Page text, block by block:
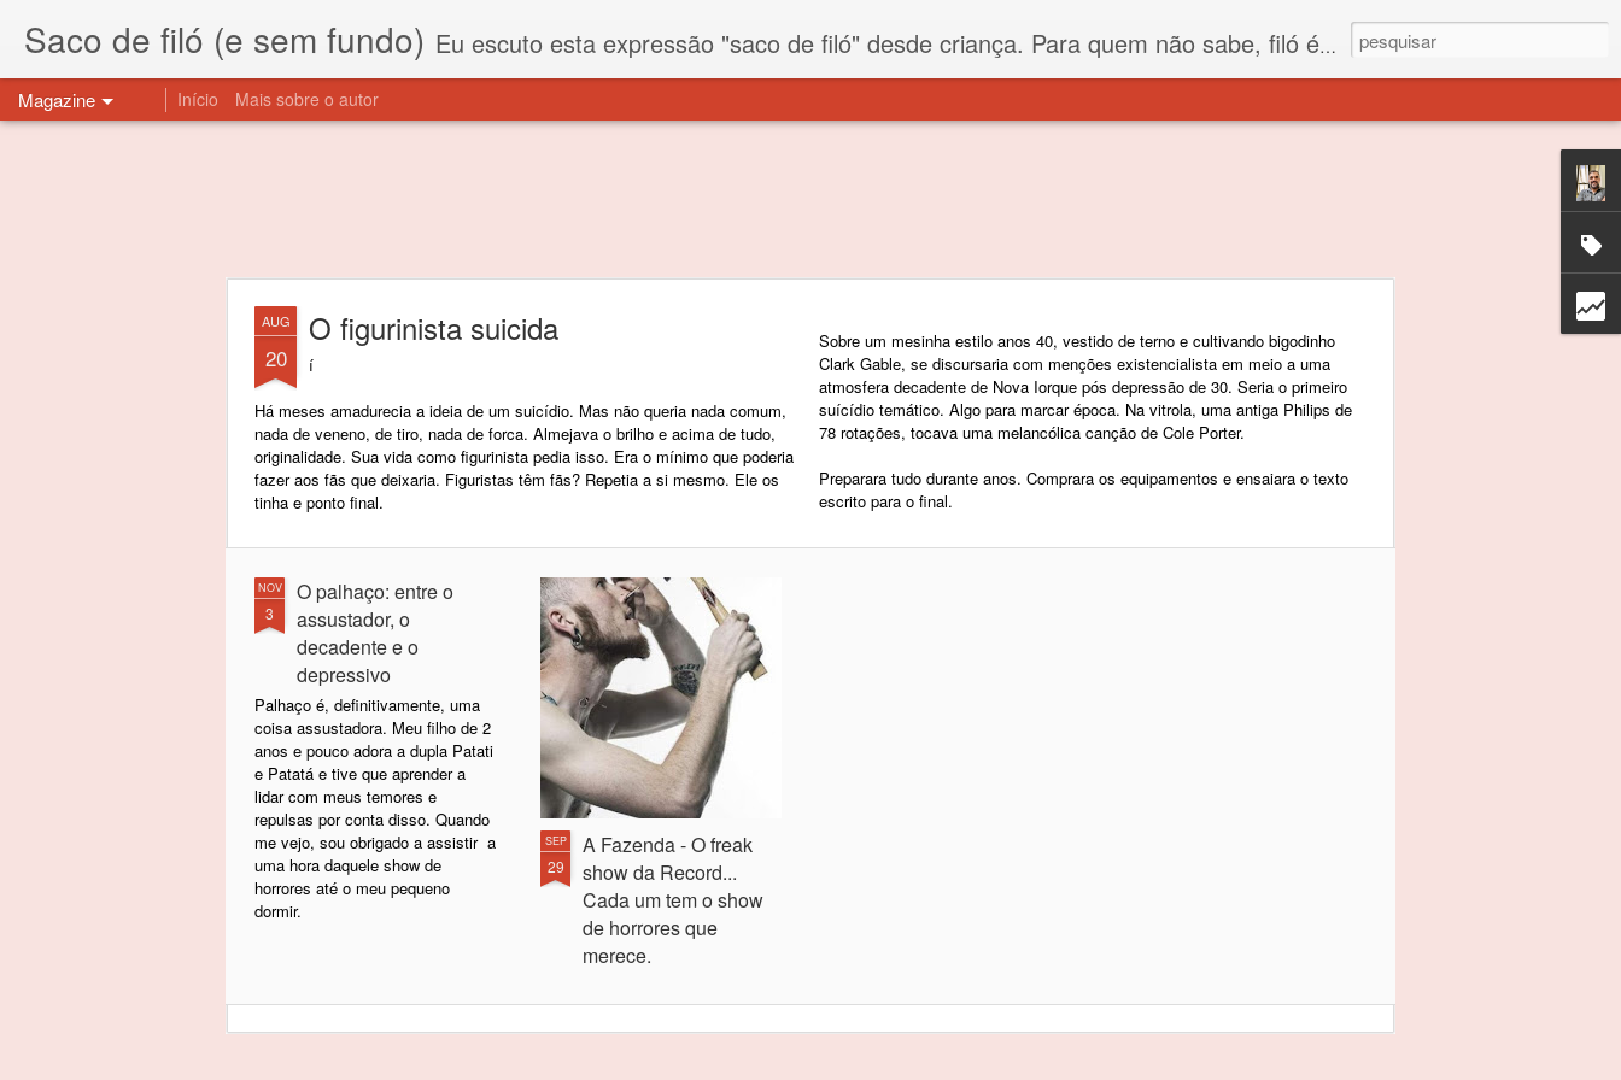
Saco de filó (e sem fundo) Eu escuto esta expressão "saco de filó" desde criança. Para quem não sabe, filó é um tecido todo furadinho e permite que um saco feito com ele, mesmo que muito exposto ao ar soprado para dentro, nunca vai se encher. Aí está o propósito deste nome... Para viver em sociedade tem que ter saco de filó.
Magazine Início Mais sobre o autor
AUG
20
O figurinista suicida
í
Há meses amadurecia a ideia de um suicídio. Mas não queria nada comum,
nada de veneno, de tiro, nada de forca. Almejava o brilho e acima de tudo,
originalidade. Sua vida como figurinista pedia isso. Era o mínimo que poderia
fazer aos fãs que deixaria. Figuristas têm fãs? Repetia a si mesmo. Ele os
tinha e ponto final.
Sobre um mesinha estilo anos 40, vestido de terno e cultivando bigodinho
Clark Gable, se discursaria com menções existencialista em meio a uma
atmosfera decadente de Nova Iorque pós depressão de 30. Seria o primeiro
suícídio temático. Algo para marcar época. Na vitrola, uma antiga Philips de
78 rotações, tocava uma melancólica canção de Cole Porter.
Preparara tudo durante anos. Comprara os equipamentos e ensaiara o texto
escrito para o final.
NOV
3
O palhaço: entre o
assustador, o
decadente e o
depressivo
Palhaço é, definitivamente, uma
coisa assustadora. Meu filho de 2
anos e pouco adora a dupla Patati
e Patatá e tive que aprender a
lidar com meus temores e
repulsas por conta disso. Quando
me vejo, sou obrigado a assistir a
uma hora daquele show de
horrores até o meu pequeno
dormir.
filme de Stephen King chamado It
SEP
29
A Fazenda - O freak
show da Record...
Cada um tem o show
de horrores que
merece.
Record, uma espécie de big
brother com gente supostamente